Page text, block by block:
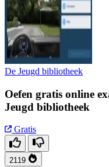
De Jeugd bibliotheek
Oefen gratis online
Jeugd bibliotheek
Gratis
2119